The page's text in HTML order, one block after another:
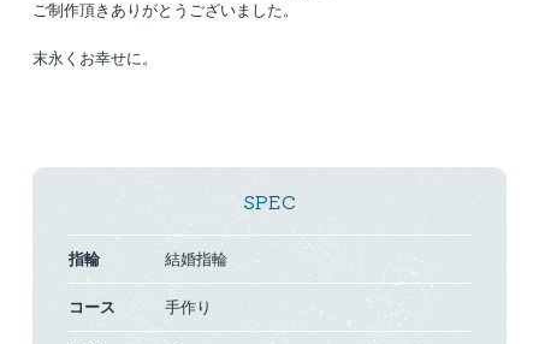
ご制作頂きありがとうございました。
末永くお幸せに。
SPEC
指輪 結婚指輪
コース 手作り